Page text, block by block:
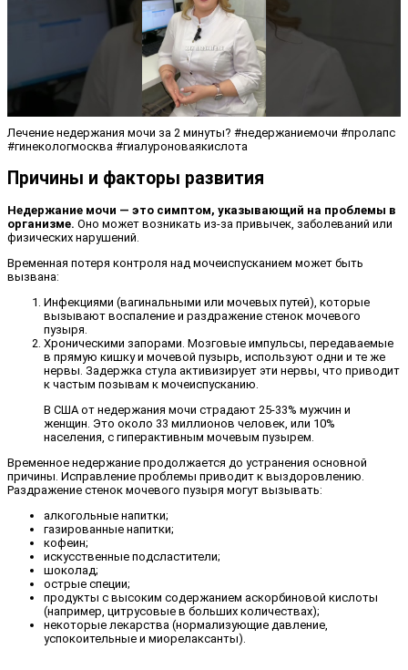
Лечение недержания мочи за 2 минуты? #недержаниемочи #пролапс
#гинекологмосква #гиалуроноваякислота
Причины и факторы развития
Недержание мочи — это симптом, указывающий на проблемы в
организме. Оно может возникать из-за привычек, заболеваний или
физических нарушений.
Временная потеря контроля над мочеиспусканием может быть
вызвана:
Инфекциями (вагинальными или мочевых путей), которые
вызывают воспаление и раздражение стенок мочевого
пузыря.
Хроническими запорами. Мозговые импульсы, передаваемые
в прямую кишку и мочевой пузырь, используют одни и те же
нервы. Задержка стула активизирует эти нервы, что приводит
к частым позывам к мочеиспусканию.
В США от недержания мочи страдают 25-33% мужчин и
женщин. Это около 33 миллионов человек, или 10%
населения, с гиперактивным мочевым пузырем.
Временное недержание продолжается до устранения основной
причины. Исправление проблемы приводит к выздоровлению.
Раздражение стенок мочевого пузыря могут вызывать:
алкогольные напитки;
газированные напитки;
кофеин;
искусственные подсластители;
шоколад;
острые специи;
продукты с высоким содержанием аскорбиновой кислоты
(например, цитрусовые в больших количествах);
некоторые лекарства (нормализующие давление,
успокоительные и миорелаксанты).